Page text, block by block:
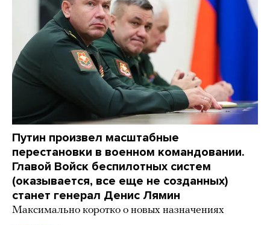
Путин произвел масштабные
перестановки в военном командовании.
Главой Войск беспилотных систем
(оказывается, все еще не созданных)
станет генерал Денис Лямин
Максимально коротко о новых назначениях